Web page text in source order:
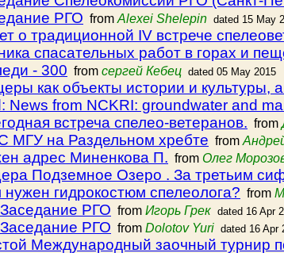
РГО from Alexei Shelepin dated 15 May
о традиционной IV встрече
спасательных работ в горах и
- 300 from сергей Кебец dated 05 May 2015
как объекты истории и культуры,
News from NCKRI: groundwater and
встреча спелео-ветеранов. from
МГУ на Раздельном хребте from
адрес Миненкова П. from Олег
Подземное Озеро . За третьим
гидрокостюм спелеолога? from
РГО from Игорь Грек dated 16 Apr
РГО from Dolotov Yuri dated 16 Apr
Международный заочный турнир